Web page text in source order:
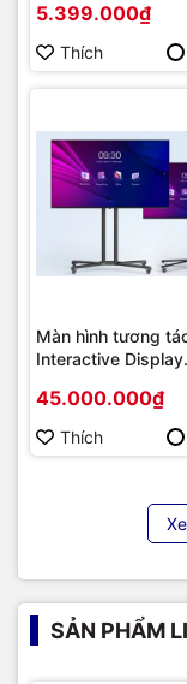
Socket AM4/ VGA
onboard)
5.399.000₫
Thích
Màn hình tương
Interactive Display
86 | Cấu hình cao
Hàng chính hãng
45.000.000₫
Thích
SẢN PHẨM